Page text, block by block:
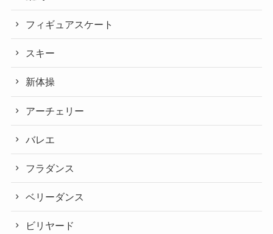
フィギュアスケート
スキー
新体操
アーチェリー
バレエ
フラダンス
ベリーダンス
ビリヤード